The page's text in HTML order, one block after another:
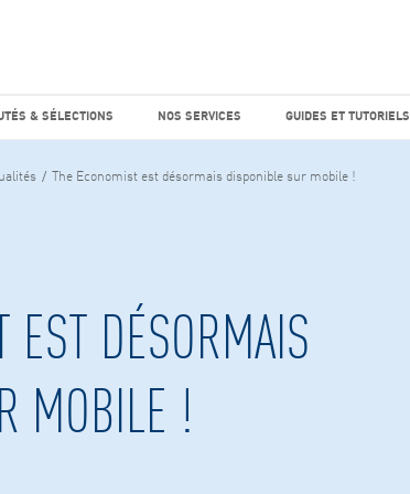
& SÉLECTIONS NOS SERVICES GUIDES ET TUTORIELS
The Economist est désormais disponible sur mobile !
DÉSORMAIS
MOBILE !